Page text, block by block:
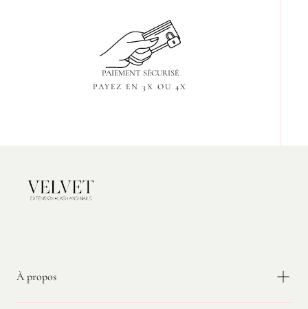
PAIEMENT SÉCURISÉ
PAYEZ EN 3X OU 4X
À propos